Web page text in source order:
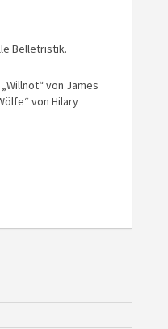
Belletristik.
von James
von Hilary